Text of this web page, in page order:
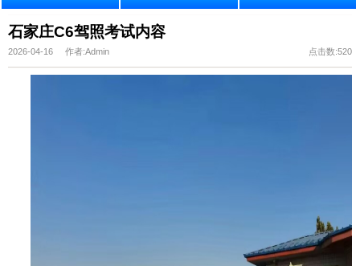
石家庄C6驾照考试内容
2026-04-16 作者:Admin 点击数:520